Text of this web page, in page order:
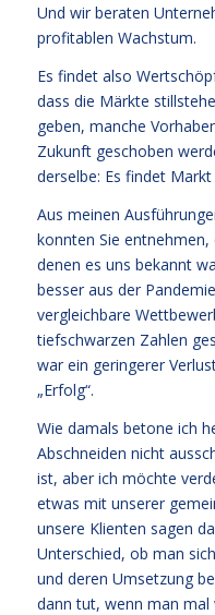
Und wir beraten
profitablen Wachstum.
Es findet also
dass die Märkte
geben, manche
Zukunft geschoben
derselbe: Es findet
Aus meinen
konnten Sie
denen es uns bekannt
besser aus der
vergleichbare
tiefschwarzen Zahlen
war ein geringerer
„Erfolg“.
Wie damals betone ich
Abschneiden nicht
ist, aber ich möchte
etwas mit unserer
unsere Klienten sagen
Unterschied, ob man
und deren Umsetzung
dann tut, wenn man mal